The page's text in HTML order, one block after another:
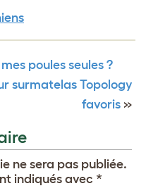
poules seules ?
surmatelas Topology
favoris »
ne sera pas publiée.
indiqués avec *